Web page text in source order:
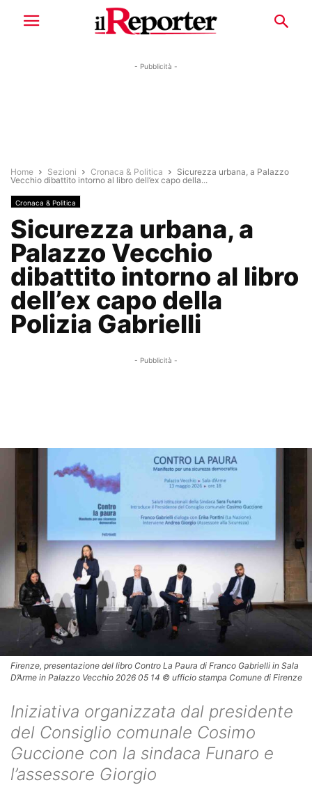
- Pubblicità -
Home Sezioni Cronaca & Politica
Sicurezza urbana, a Palazzo
Vecchio dibattito intorno al libro dell’ex capo della...
Cronaca & Politica
Sicurezza urbana, a
Palazzo Vecchio
dibattito intorno al libro
dell’ex capo della
Polizia Gabrielli
- Pubblicità -
Firenze, presentazione del libro Contro La Paura di Franco Gabrielli in Sala
D’Arme in Palazzo Vecchio 2026 05 14 © ufficio stampa Comune di Firenze
Iniziativa organizzata dal presidente
del Consiglio comunale Cosimo
Guccione con la sindaca Funaro e
l’assessore Giorgio